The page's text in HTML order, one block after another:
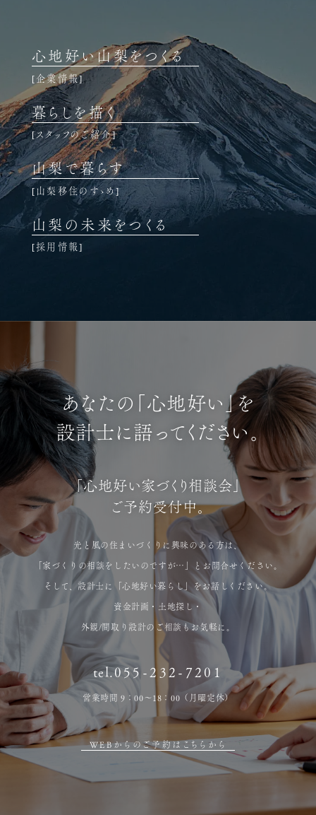
心地好い山梨をつくる
企業情報
暮らしを描く
スタッフのご紹介
山梨で暮らす
山梨移住のすゝめ
山梨の未来をつくる
採用情報
あなたの「心地好い」を
設計士に語ってください。
「心地好い家づくり相談会」
ご予約受付中。
光と風の住まいづくりに興味のある方は、
「家づくりの相談をしたいのですが…」とお問合せください。
そして、設計士に「心地好い暮らし」をお話しください。
資金計画・土地探し・
外観/間取り設計のご相談もお気軽に。
tel.055-232-7201
営業時間 9：00～18：00（月曜定休）
WEBからのご予約はこちらから